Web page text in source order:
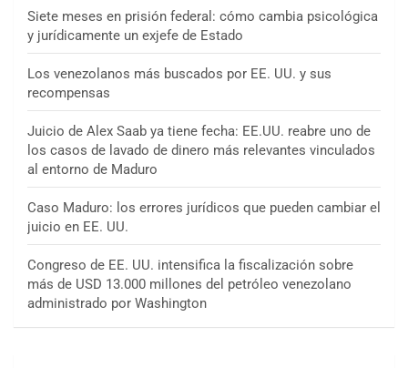
Siete meses en prisión federal: cómo cambia psicológica
y jurídicamente un exjefe de Estado
Los venezolanos más buscados por EE. UU. y sus
recompensas
Juicio de Alex Saab ya tiene fecha: EE.UU. reabre uno de
los casos de lavado de dinero más relevantes vinculados
al entorno de Maduro
Caso Maduro: los errores jurídicos que pueden cambiar el
juicio en EE. UU.
Congreso de EE. UU. intensifica la fiscalización sobre
más de USD 13.000 millones del petróleo venezolano
administrado por Washington